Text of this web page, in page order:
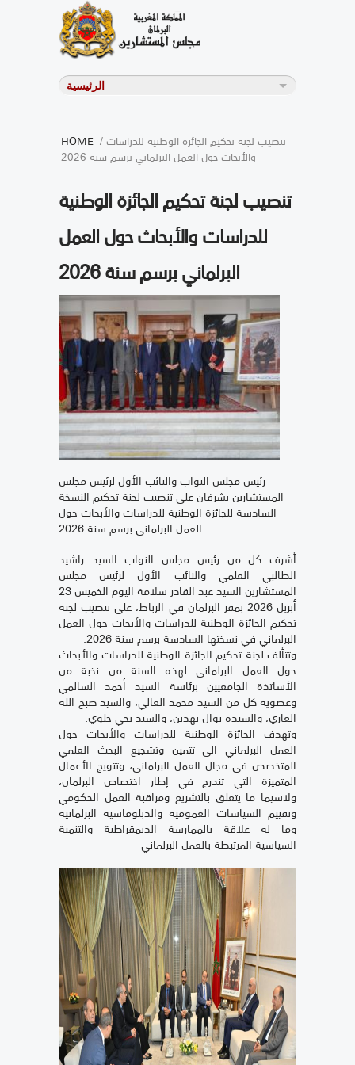
HOME / تنصيب لجنة تحكيم الجائزة الوطنية للدراسات
والأبحاث حول العمل البرلماني برسم سنة 2026
تنصيب لجنة تحكيم الجائزة الوطنية
للدراسات والأبحاث حول العمل
البرلماني برسم سنة 2026
رئيس مجلس النواب والنائب الأول لرئيس مجلس
المستشارين يشرفان على تنصيب لجنة تحكيم النسخة
السادسة للجائزة الوطنية للدراسات والأبحاث حول
العمل البرلماني برسم سنة 2026
أشرف كل من رئيس مجلس النواب السيد راشيد
الطالبي العلمي والنائب الأول لرئيس مجلس
المستشارين السيد عبد القادر سلامة اليوم الخميس 23
أبريل 2026 بمقر البرلمان في الرباط، على تنصيب لجنة
تحكيم الجائزة الوطنية للدراسات والأبحاث حول العمل
البرلماني في نسختها السادسة برسم سنة 2026.
وتتألف لجنة تحكيم الجائزة الوطنية للدراسات والأبحاث
حول العمل البرلماني لهذه السنة من نخبة من
الأساتذة الجامعيين برئاسة السيد أحمد السالمي
وعضوية كل من السيد محمد الغالي، والسيد صبح الله
الغازي، والسيدة نوال بهدين، والسيد يحي حلوي.
وتهدف الجائزة الوطنية للدراسات والأبحاث حول
العمل البرلماني الى تثمين وتشجيع البحث العلمي
المتخصص في مجال العمل البرلماني، وتتويج الأعمال
المتميزة التي تندرج في إطار اختصاص البرلمان،
ولاسيما ما يتعلق بالتشريع ومراقبة العمل الحكومي
وتقييم السياسات العمومية والدبلوماسية البرلمانية
وما له علاقة بالممارسة الديمقراطية والتنمية
السياسية المرتبطة بالعمل البرلماني